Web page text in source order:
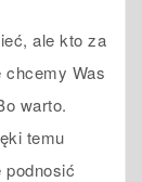
ale kto za
Was
warto.
temu
podnosić